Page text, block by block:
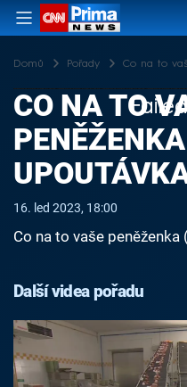
Domů Pořady Co na to
CO NA TO
16. led 2023, 18:00
Co na to vaše
Další videa pořadu